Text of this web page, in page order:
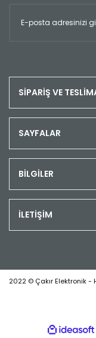
SİPARİŞ VE
SAYFALAR
BİLGİLER
İLETİŞİM
2022 © Çakır Elektronik -